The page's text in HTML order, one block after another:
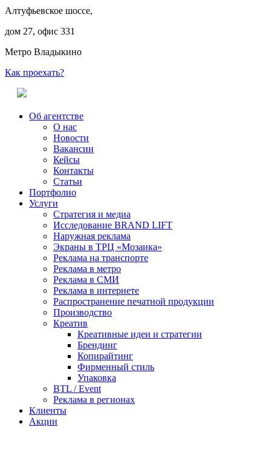
Алтуфьевское шоссе,
дом 27, офис 331
Метро Владыкино
Как проехать?
Об агентстве
О нас
Новости
Вакансии
Кейсы
Контакты
Статьи
Портфолио
Услуги
Стратегия и медиа
Исследование BRAND LIFT
Наружная реклама
Экраны в ТРЦ «Мозаика»
Реклама на транспорте
Реклама в метро
Реклама в СМИ
Реклама в интернете
Распространение печатной продукции
Производство
Креатив
Креативные идеи и стратегии
Брендинг
Копирайтинг
Фирменный стиль
Упаковка
BTL / Event
Реклама в регионах
Клиенты
Акции